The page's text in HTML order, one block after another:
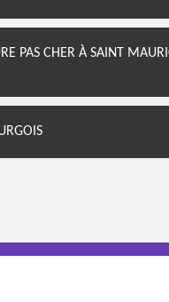
PAS CHER À SAINT